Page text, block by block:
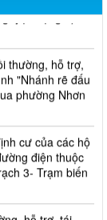
vọng 1)
thường, hỗ trợ,
"Nhánh rẽ đấu
phường Nhơn
cư của các hộ
điện thuộc
3- Trạm biến
hỗ trợ, tái